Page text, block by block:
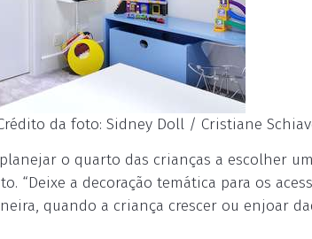
da foto: Sidney Doll / Cristiane
o quarto das crianças a escolher
“Deixe a decoração temática para os
quando a criança crescer ou enjoar